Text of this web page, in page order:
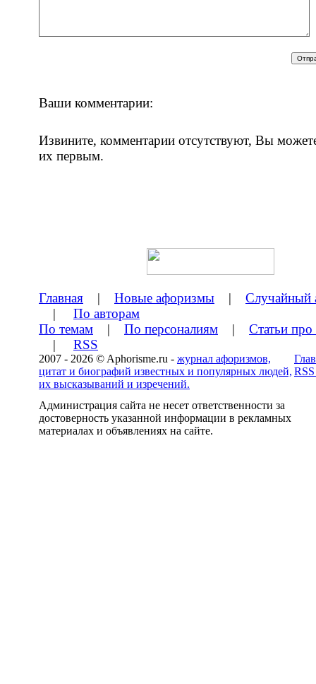
Ваши комментарии:
Извините, комментарии отсутствуют, Вы
их первым.
Главная | Новые афоризмы | Случайный
| По авторам
По темам | По персоналиям | Статьи
| RSS
2007 - 2026 © Aphorisme.ru - журнал афоризмов,
цитат и биографий известных и популярных людей,
их высказываний и изречений.
Администрация сайта не несет ответственности за
достоверность указанной информации в рекламных
материалах и объявлениях на сайте.